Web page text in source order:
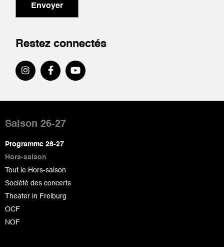
Envoyer
Restez connectés
de
page
Saison 26-27
Programme 26-27
Hors-saison
Tout le Hors-saison
Société des concerts
Theater in Freiburg
OCF
NOF